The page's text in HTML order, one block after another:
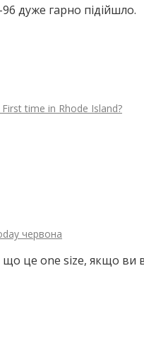
дуже гарно підійшло.
time in Rhode Island?
червона
це one size, якщо ви